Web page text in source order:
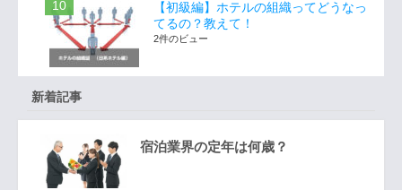
【初級編】ホテルの組織ってどうなっ
てるの？教えて！
2件のビュー
新着記事
宿泊業界の定年は何歳？